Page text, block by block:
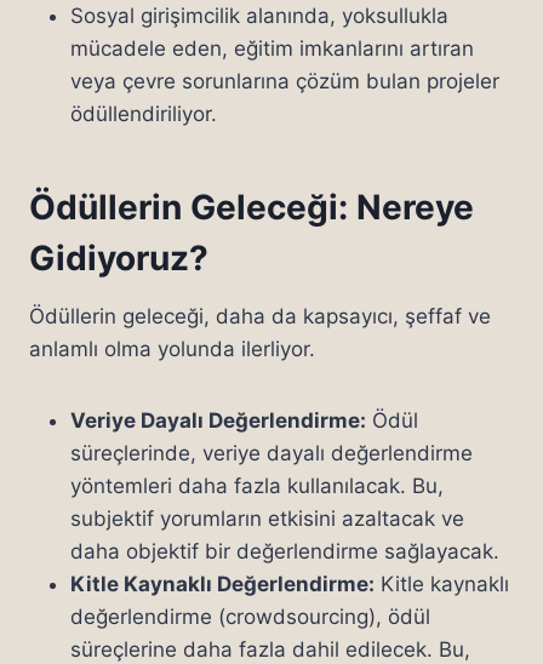
Sosyal girişimcilik alanında, yoksullukla
mücadele eden, eğitim imkanlarını artıran
veya çevre sorunlarına çözüm bulan projeler
ödüllendiriliyor.
Ödüllerin Geleceği: Nereye
Gidiyoruz?
Ödüllerin geleceği, daha da kapsayıcı, şeffaf ve
anlamlı olma yolunda ilerliyor.
Veriye Dayalı Değerlendirme: Ödül
süreçlerinde, veriye dayalı değerlendirme
yöntemleri daha fazla kullanılacak. Bu,
subjektif yorumların etkisini azaltacak ve
daha objektif bir değerlendirme sağlayacak.
Kitle Kaynaklı Değerlendirme: Kitle kaynaklı
değerlendirme (crowdsourcing), ödül
süreçlerine daha fazla dahil edilecek. Bu,